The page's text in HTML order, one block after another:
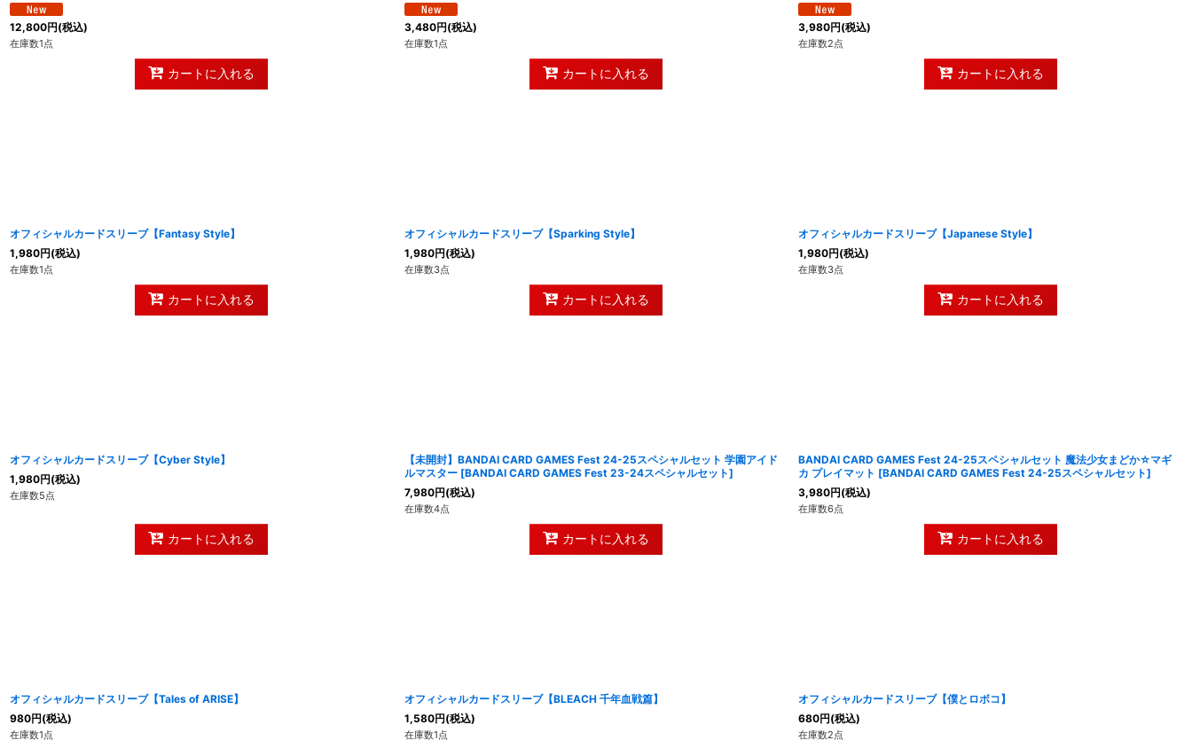
12,800円(税込)
在庫数1点
カートに入れる
3,480円(税込)
在庫数1点
カートに入れる
3,980円(税込)
在庫数2点
カートに入れる
オフィシャルカードスリーブ【Fantasy Style】
1,980円(税込)
在庫数1点
カートに入れる
オフィシャルカードスリーブ【Sparking Style】
1,980円(税込)
在庫数3点
カートに入れる
オフィシャルカードスリーブ【Japanese Style】
1,980円(税込)
在庫数3点
カートに入れる
オフィシャルカードスリーブ【Cyber Style】
1,980円(税込)
在庫数5点
カートに入れる
【未開封】BANDAI CARD GAMES Fest 24-25スペシャルセット 学園アイド
ルマスター [BANDAI CARD GAMES Fest 23-24スペシャルセット]
7,980円(税込)
在庫数4点
カートに入れる
BANDAI CARD GAMES Fest 24-25スペシャルセット 魔法少女まどか☆マギ
カ プレイマット [BANDAI CARD GAMES Fest 24-25スペシャルセット]
3,980円(税込)
在庫数6点
カートに入れる
オフィシャルカードスリーブ【Tales of ARISE】
980円(税込)
在庫数1点
オフィシャルカードスリーブ【BLEACH 千年血戦篇】
1,580円(税込)
在庫数1点
オフィシャルカードスリーブ【僕とロボコ】
680円(税込)
在庫数2点